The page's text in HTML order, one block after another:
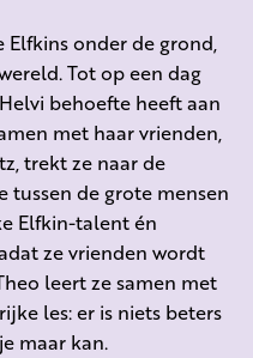
onder de grond,
Tot op een dag
behoefte heeft aan
met haar vrienden,
trekt ze naar de
tussen de grote mensen
Elfkin-talent én
ze vrienden wordt
leert ze samen met
les: er is niets beters
maar kan.